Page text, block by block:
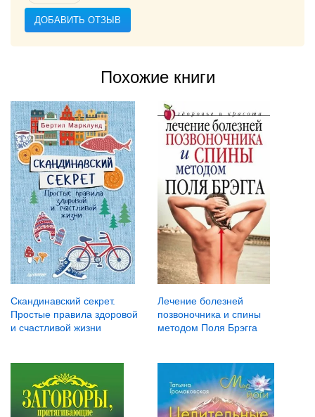
ДОБАВИТЬ ОТЗЫВ
Похожие книги
Скандинавский секрет.
Простые правила здоровой
и счастливой жизни
Лечение болезней
позвоночника и спины
методом Поля Брэгга